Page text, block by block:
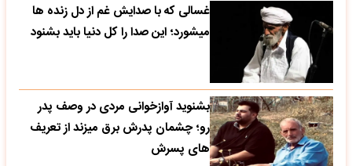
غسالی که با صدایش غم از دل زنده ها
میشورد؛ این صدا را کل دنیا باید بشنود
بشنوید آوازخوانی مردی در وصف پدر
رو؛ چشمان پدرش برق میزند از تعریف
های پسرش